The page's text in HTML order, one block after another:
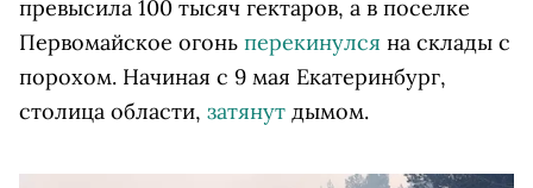
превысила 100 тысяч гектаров, а в поселке
Первомайское огонь перекинулся на склады с
порохом. Начиная с 9 мая Екатеринбург,
столица области, затянут дымом.